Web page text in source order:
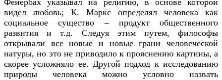
видел любовь; К. Маркс определял человека как
социальное существо – продукт общественного
развития и т.д. Следуя этим путем, философы
открывали все новые и новые грани человеческой
натуры, но это не приводило к прояснению картины, а
скорее усложняло ее. Другой подход к исследованию
природы человека можно условно назвать